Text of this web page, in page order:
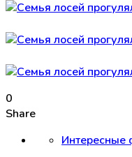
0
Share
Интересные